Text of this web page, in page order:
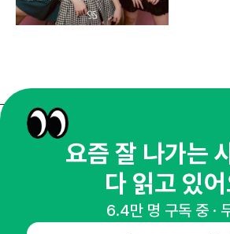
매주 화요일 아침,
마케팅 감각을 깨워 드릴게요!
65,043명의 마케터를 성장시키는 뉴스레터
요즘 잘 나가는
다 읽고 있
6.4만 명 구독 중 ·